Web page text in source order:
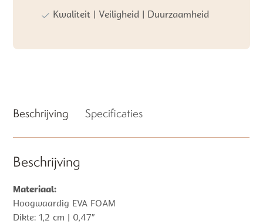
Kwaliteit | Veiligheid | Duurzaamheid
Beschrijving Specificaties
Beschrijving
Materiaal:
Hoogwaardig EVA FOAM
Dikte: 1,2 cm | 0,47″